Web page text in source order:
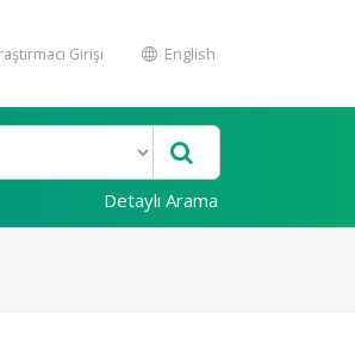
Girişi English
Detaylı Arama